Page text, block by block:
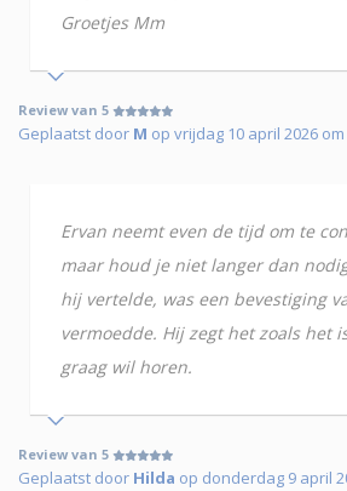
Groetjes Mm
Review van 5
Geplaatst door M op vrijdag 10 april 2026 om
Ervan neemt even de tijd om te
maar houd je niet langer dan
hij vertelde, was een bevestiging
vermoedde. Hij zegt het zoals het
graag wil horen.
Review van 5
Geplaatst door Hilda op donderdag 9 april